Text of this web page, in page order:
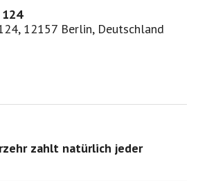
12157 Berlin, Deutschland
zahlt natürlich jeder